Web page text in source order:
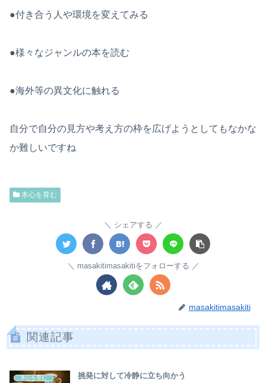
●付き合う人や環境を変えてみる
●様々なジャンルの本を読む
●海外等の異文化に触れる
自分で自分の見方や考え方の枠を広げようとしてもなかな
か難しいですね
本心を育む
シェアする
masakitimasakitiをフォローする
masakitimasakiti
関連記事
本心を育む 挑発に対して冷静に立ち向かう